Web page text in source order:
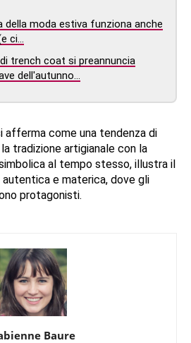
della moda estiva funziona anche
ci…
trench coat si preannuncia
dell'autunno…
afferma come una tendenza di
tradizione artigianale con la
al tempo stesso, illustra il
autentica e materica, dove gli
protagonisti.
Baure